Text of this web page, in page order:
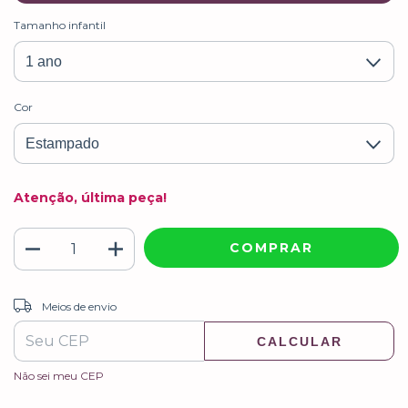
Tamanho infantil
Cor
Atenção, última peça!
Entregas para o CEP:
Meios de envio
CALCULAR
Não sei meu CEP